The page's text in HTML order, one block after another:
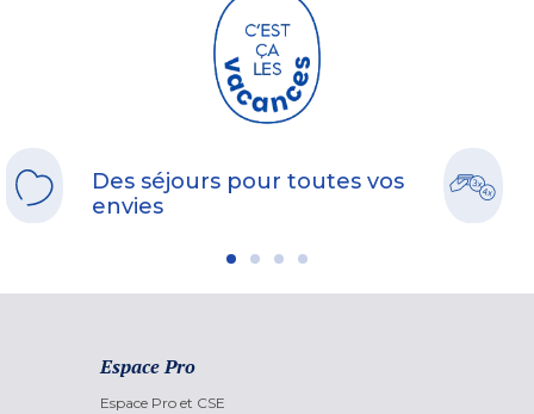
Des séjours pour toutes vos
envies
Espace Pro
Espace Pro et CSE